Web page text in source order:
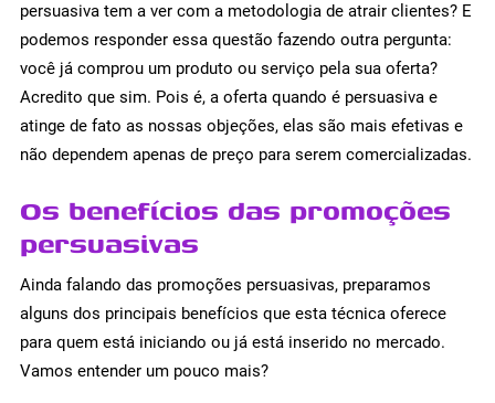
persuasiva tem a ver com a metodologia de atrair clientes? E
podemos responder essa questão fazendo outra pergunta:
você já comprou um produto ou serviço pela sua oferta?
Acredito que sim. Pois é, a oferta quando é persuasiva e
atinge de fato as nossas objeções, elas são mais efetivas e
não dependem apenas de preço para serem comercializadas.
Os benefícios das promoções
persuasivas
Ainda falando das promoções persuasivas, preparamos
alguns dos principais benefícios que esta técnica oferece
para quem está iniciando ou já está inserido no mercado.
Vamos entender um pouco mais?